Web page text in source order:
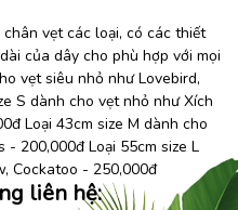
chân vẹtcác loại, có các thiết
của dây cho phù hợp với mọi
vẹt siêu nhỏ như Lovebird,
S dành cho vẹt nhỏ như Xích
Loại 43cm size M dành cho
- 200,000đ Loại 55cm size L
Cockatoo - 250,000đ
liên hệ: